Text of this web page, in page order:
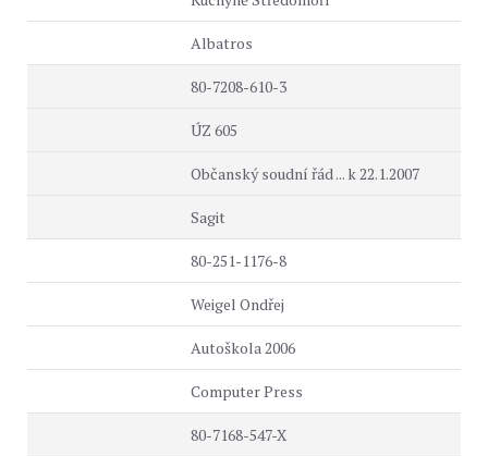
Albatros
80-7208-610-3
ÚZ 605
Občanský soudní řád ... k 22.1.2007
Sagit
80-251-1176-8
Weigel Ondřej
Autoškola 2006
Computer Press
80-7168-547-X